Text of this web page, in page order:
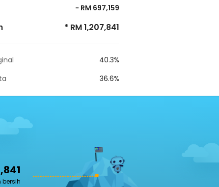
- RM 697,159
* RM 1,207,841
40.3%
36.6%
bersih